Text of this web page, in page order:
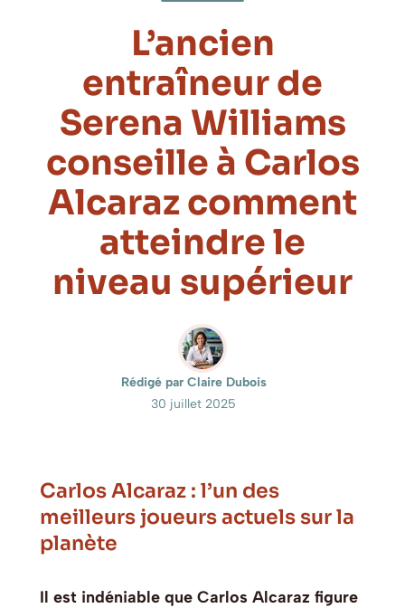
L’ancien
entraîneur de
Serena Williams
conseille à Carlos
Alcaraz comment
atteindre le
niveau supérieur
Rédigé par Claire Dubois
30 juillet 2025
Carlos Alcaraz : l’un des
meilleurs joueurs actuels sur la
planète
Il est indéniable que Carlos Alcaraz figure